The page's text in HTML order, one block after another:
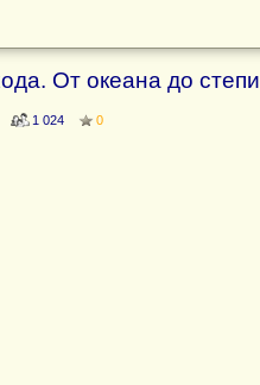
От океана до степи
1 024 0